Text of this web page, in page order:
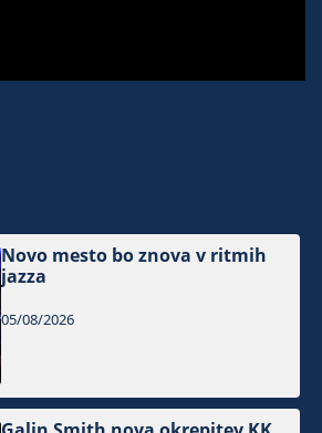
Novo mesto bo znova v ritmih
jazza
05/08/2026